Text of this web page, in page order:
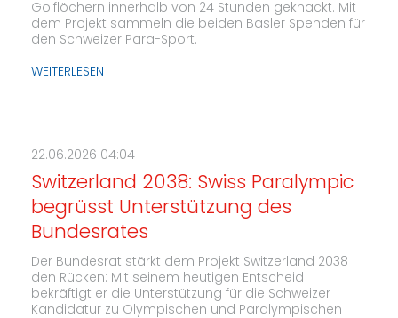
Golflöchern innerhalb von 24 Stunden geknackt. Mit
dem Projekt sammeln die beiden Basler Spenden für
den Schweizer Para-Sport.
WEITERLESEN
22.06.2026 04:04
Switzerland 2038: Swiss Paralympic
begrüsst Unterstützung des
Bundesrates
Der Bundesrat stärkt dem Projekt Switzerland 2038
den Rücken: Mit seinem heutigen Entscheid
bekräftigt er die Unterstützung für die Schweizer
Kandidatur zu Olympischen und Paralympischen